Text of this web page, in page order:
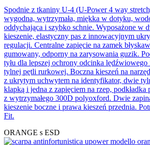
Spodnie z tkaniny U-4 (U-Power 4 way
wygodna, wytrzymała, miękka w dotyku,
oddychająca i szybko schnie. Wyposażone w
kieszenie, elastyczny pas z innowacyjnym
regulacji. Centralne zapięcie na zamek
gumowany, odporny na zarysowania guzik.
tyłu dla lepszej ochrony odcinka lędźwiowego
tylnej pętli rurkowej. Boczna kieszeń na
z ukrytym uchwytem na identyfikator, dwie
klapką i jedna z zapięciem na rzep, podkładka
z wytrzymałego 300D polyoxford. Dwie
kieszenie boczne i prawa kieszeń przednia.
Fit.
ORANGE s ESD